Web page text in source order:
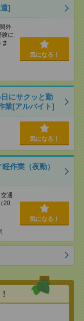
]
外
に
気になる！
にサクッと勤
業[アルバイト]
気になる！
作業（夜勤）
通
20
気になる！